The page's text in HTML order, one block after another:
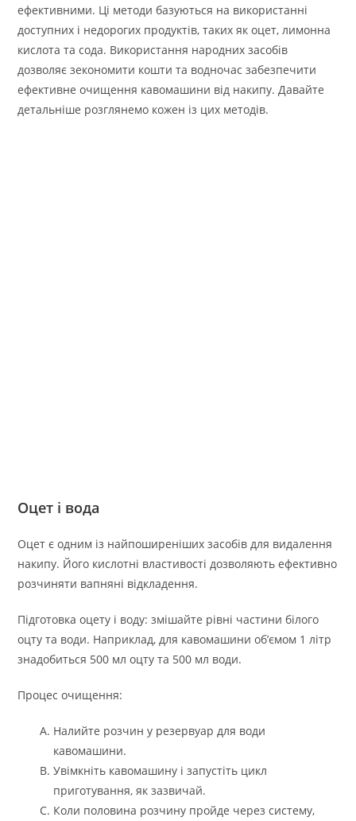
ефективними. Ці методи базуються на використанні
доступних і недорогих продуктів, таких як оцет, лимонна
кислота та сода. Використання народних засобів
дозволяє зекономити кошти та водночас забезпечити
ефективне очищення кавомашини від накипу. Давайте
детальніше розглянемо кожен із цих методів.
Оцет і вода
Оцет є одним із найпоширеніших засобів для видалення
накипу. Його кислотні властивості дозволяють ефективно
розчиняти вапняні відкладення.
Підготовка оцету і воду: змішайте рівні частини білого
оцту та води. Наприклад, для кавомашини об’ємом 1 літр
знадобиться 500 мл оцту та 500 мл води.
Процес очищення:
Налийте розчин у резервуар для води
кавомашини.
Увімкніть кавомашину і запустіть цикл
приготування, як зазвичай.
Коли половина розчину пройде через систему,